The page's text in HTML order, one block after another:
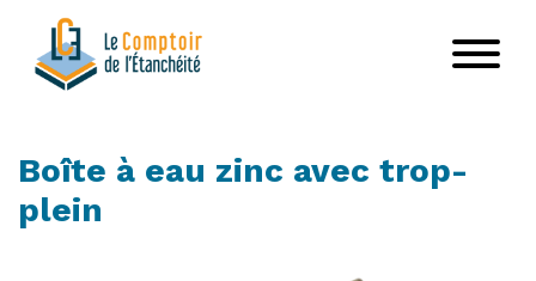
contenu
principal
Boîte à eau zinc avec trop-
plein